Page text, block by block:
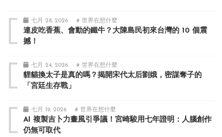
七月 28, 2026 # 世界在想什麼
連皮吃香蕉、會動的鐵牛？大陳島民初來台灣的 10 個震
撼！
七月 24, 2026 # 世界在想什麼
貍貓換太子是真的嗎？揭開宋代太后劉娥，密謀奪子的
「宮廷生存戰」
七月 19, 2026 # 世界在想什麼
AI 複製吉卜力畫風引爭議！宮崎駿用七年證明：人腦創作
仍無可取代